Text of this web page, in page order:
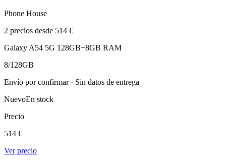
Phone House
2 precios desde 514 €
Galaxy A54 5G 128GB+8GB RAM
8/128GB
Envío por confirmar · Sin datos de entrega
NuevoEn stock
Precio
514 €
Ver precio